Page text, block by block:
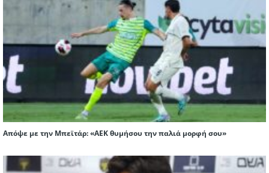
Απόψε με την Μπεϊτάρ: «ΑΕΚ θυμήσου την παλιά μορφή σου»